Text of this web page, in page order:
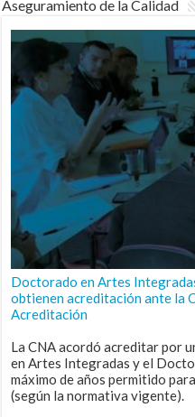
Aseguramiento de la Calidad
Doctorado en Artes
obtienen acreditación ante la
Acreditación
La CNA acordó acreditar por
en Artes Integradas y el
máximo de años permitido
(según la normativa vigente).